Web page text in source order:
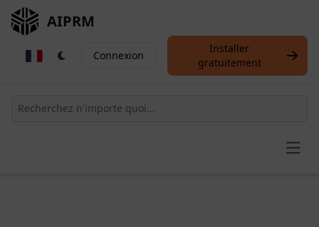
AIPRM
Connexion
Installer
gratuitement